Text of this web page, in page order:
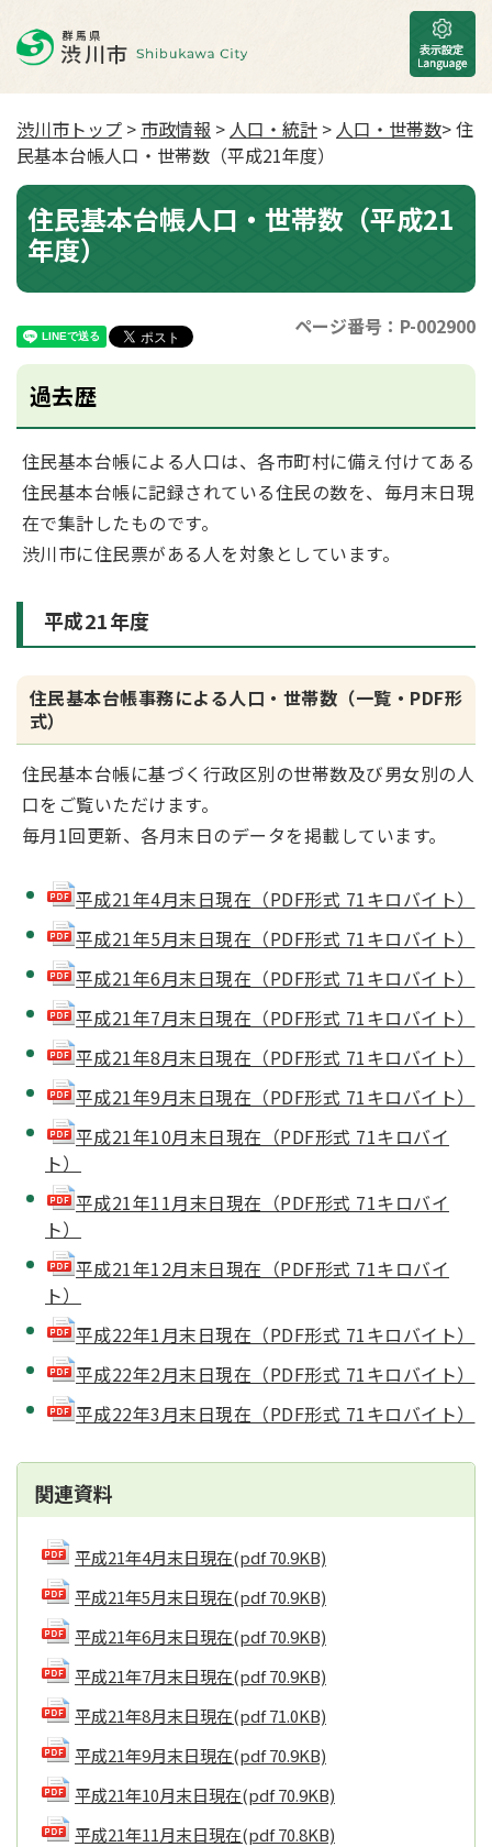
渋川市トップ > 市政情報 > 人口・統計 > 人口・世帯数> 住
民基本台帳人口・世帯数（平成21年度）
住民基本台帳人口・世帯数（平成21
年度）
ページ番号：P-002900
過去歴
住民基本台帳による人口は、各市町村に備え付けてある
住民基本台帳に記録されている住民の数を、毎月末日現
在で集計したものです。
渋川市に住民票がある人を対象としています。
平成21年度
住民基本台帳事務による人口・世帯数（一覧・PDF形
式）
住民基本台帳に基づく行政区別の世帯数及び男女別の人
口をご覧いただけます。
毎月1回更新、各月末日のデータを掲載しています。
平成21年4月末日現在（PDF形式 71キロバイト）
平成21年5月末日現在（PDF形式 71キロバイト）
平成21年6月末日現在（PDF形式 71キロバイト）
平成21年7月末日現在（PDF形式 71キロバイト）
平成21年8月末日現在（PDF形式 71キロバイト）
平成21年9月末日現在（PDF形式 71キロバイト）
平成21年10月末日現在（PDF形式 71キロバイ
ト）
平成21年11月末日現在（PDF形式 71キロバイ
ト）
平成21年12月末日現在（PDF形式 71キロバイ
ト）
平成22年1月末日現在（PDF形式 71キロバイト）
平成22年2月末日現在（PDF形式 71キロバイト）
平成22年3月末日現在（PDF形式 71キロバイト）
関連資料
平成21年4月末日現在(pdf 70.9KB)
平成21年5月末日現在(pdf 70.9KB)
平成21年6月末日現在(pdf 70.9KB)
平成21年7月末日現在(pdf 70.9KB)
平成21年8月末日現在(pdf 71.0KB)
平成21年9月末日現在(pdf 70.9KB)
平成21年10月末日現在(pdf 70.9KB)
平成21年11月末日現在(pdf 70.8KB)